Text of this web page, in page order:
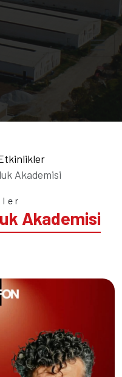
Akademisi
Akademisi